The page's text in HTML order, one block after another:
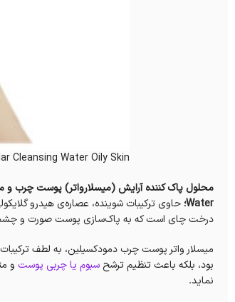
Cleansing Water Oily Skin
Water؛ حاوی ترکیبات شوینده، عصاره‌ی هیدرو
درخت چای است که به پاک‌سازی پوست صورت و چشم‌ها
میسلار واتر پوست چرب دمودکسیلین، به لطف
بود، بلکه باعث تنظیم‌ ترشح سبوم یا چربی پوست
نماید.